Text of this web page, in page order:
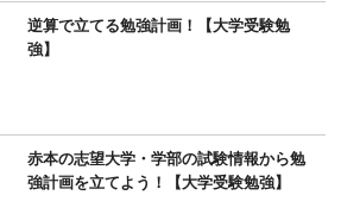
逆算で立てる勉強計画！【大学受験勉
強】
赤本の志望大学・学部の試験情報から勉
強計画を立てよう！【大学受験勉強】